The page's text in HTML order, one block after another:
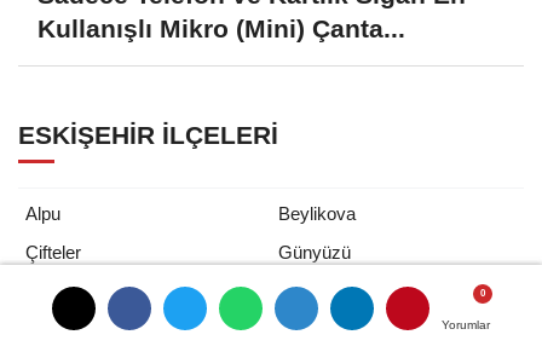
Yorumlar
Yorumlar
Kullanışlı Mikro (Mini) Çanta...
ESKIŞEHIR İLÇELERI
Alpu
Beylikova
Çifteler
Günyüzü
Han
İnönü
Mahmudiye
Mihalgazi